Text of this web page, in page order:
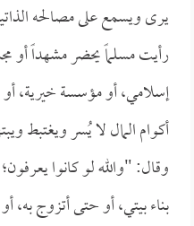
يرى ويسمع على مصالحه
رأيت مسلماً يحضر مشهداً أو
إسلامي، أو مؤسسة خيرية،
أكوام المال لا يُسر ويغتبط
وقال: "والله لو كانوا
بناء بيتي، أو حتى أتزوج